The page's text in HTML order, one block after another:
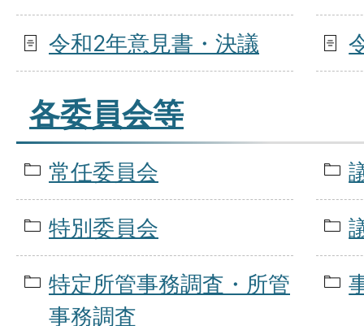
令和2年意見書・決議
各委員会等
常任委員会
特別委員会
特定所管事務調査・所管
事務調査